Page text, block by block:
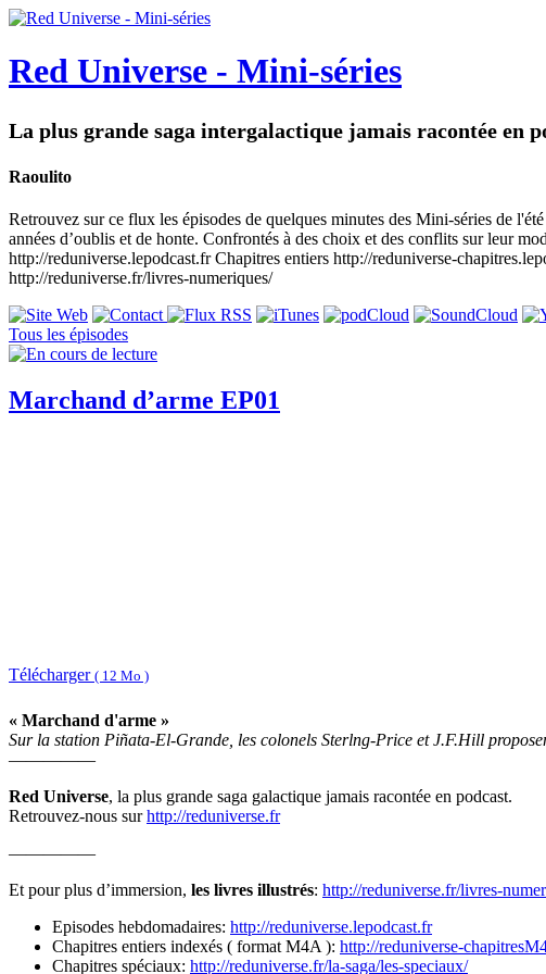
Red Universe - Mini-séries
La plus grande saga intergalactique jamais racontée en
Raoulito
Retrouvez sur ce flux les épisodes de quelques minutes des Mini-séries de
années d’oublis et de honte. Confrontés à des choix et des conflits sur leur
http://reduniverse.lepodcast.fr Chapitres entiers http://reduniverse-
http://reduniverse.fr/livres-numeriques/
Tous les épisodes
Marchand d’arme EP01
Télécharger ( 12 Mo )
« Marchand d'arme »
Sur la station Piñata-El-Grande, les colonels Sterlng-Price et J.F.Hill
—————
Red Universe, la plus grande saga galactique jamais racontée en podcast.
Retrouvez-nous surhttp://reduniverse.fr
—————
Et pour plus d’immersion, les livres illustrés: http://reduniverse.fr/livres-
Episodes hebdomadaires: http://reduniverse.lepodcast.fr
Chapitres entiers indexés ( format M4A ): http://reduniverse-
Chapitres spéciaux: http://reduniverse.fr/la-saga/les-speciaux/